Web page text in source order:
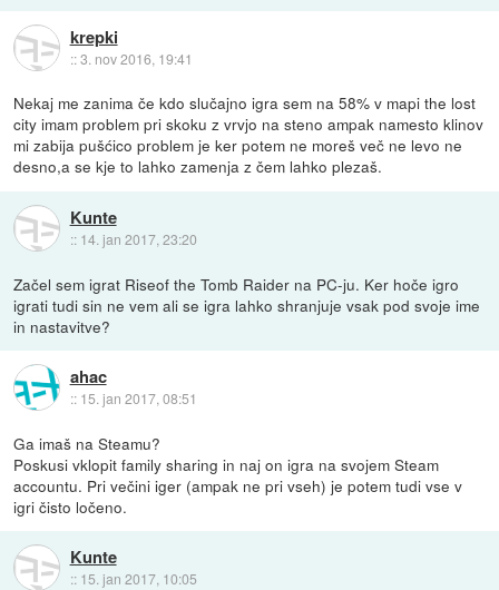
krepki
::3. nov 2016, 19:41
Nekaj me zanima če kdo slučajno igra sem na 58% v mapi the lost
city imam problem pri skoku z vrvjo na steno ampak namesto klinov
mi zabija pušćico problem je ker potem ne moreš več ne levo ne
desno,a se kje to lahko zamenja z čem lahko plezaš.
Kunte
:: 14. jan 2017, 23:20
Začel sem igrat Riseof the Tomb Raider na PC-ju. Ker hoče igro
igrati tudi sin ne vem ali se igra lahko shranjuje vsak pod svoje ime
in nastavitve?
ahac
:: 15. jan 2017, 08:51
Ga imaš na Steamu?
Poskusi vklopit family sharing in naj on igra na svojem Steam
accountu. Pri večini iger (ampak ne pri vseh) je potem tudi vse v
igri čisto ločeno.
Kunte
:: 15. jan 2017, 10:05